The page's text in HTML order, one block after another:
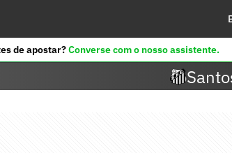
de apostar?Converse com o nosso assistente.